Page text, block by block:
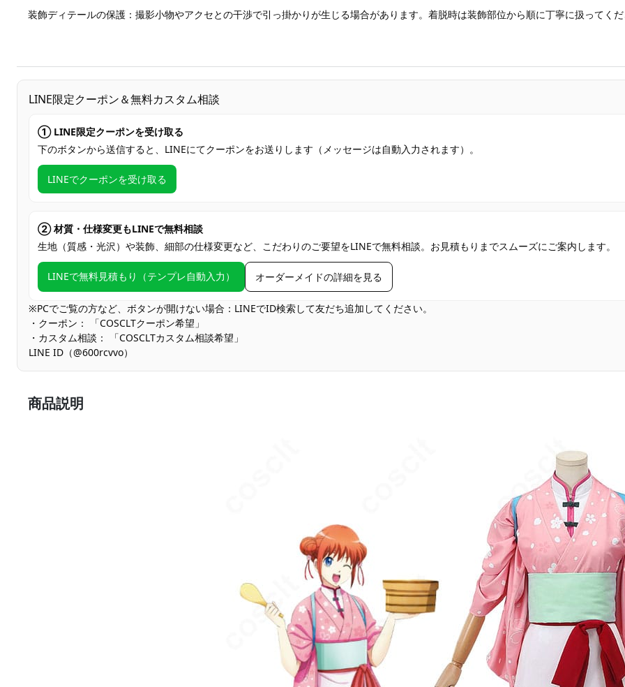
装飾ディテールの保護：撮影小物やアクセとの干渉で引っ掛かりが生じる場合があります。着脱時は装飾部位から順に丁寧に扱ってく
LINE限定クーポン＆無料カスタム相談
① LINE限定クーポンを受け取る
下のボタンから送信すると、LINEにてクーポンをお送りします（メッセージは自動入力されます）。
LINEでクーポンを受け取る
② 材質・仕様変更もLINEで無料相談
生地（質感・光沢）や装飾、細部の仕様変更など、こだわりのご要望をLINEで無料相談。お見積もりまでスムーズにご案内します。
LINEで無料見積もり（テンプレ自動入力） オーダーメイドの詳細を見る
※PCでご覧の方など、ボタンが開けない場合：LINEでID検索して友だち追加してください。
・クーポン： 「COSCLTクーポン希望」
・カスタム相談： 「COSCLTカスタム相談希望」
LINE ID（@600rcvvo）
商品説明